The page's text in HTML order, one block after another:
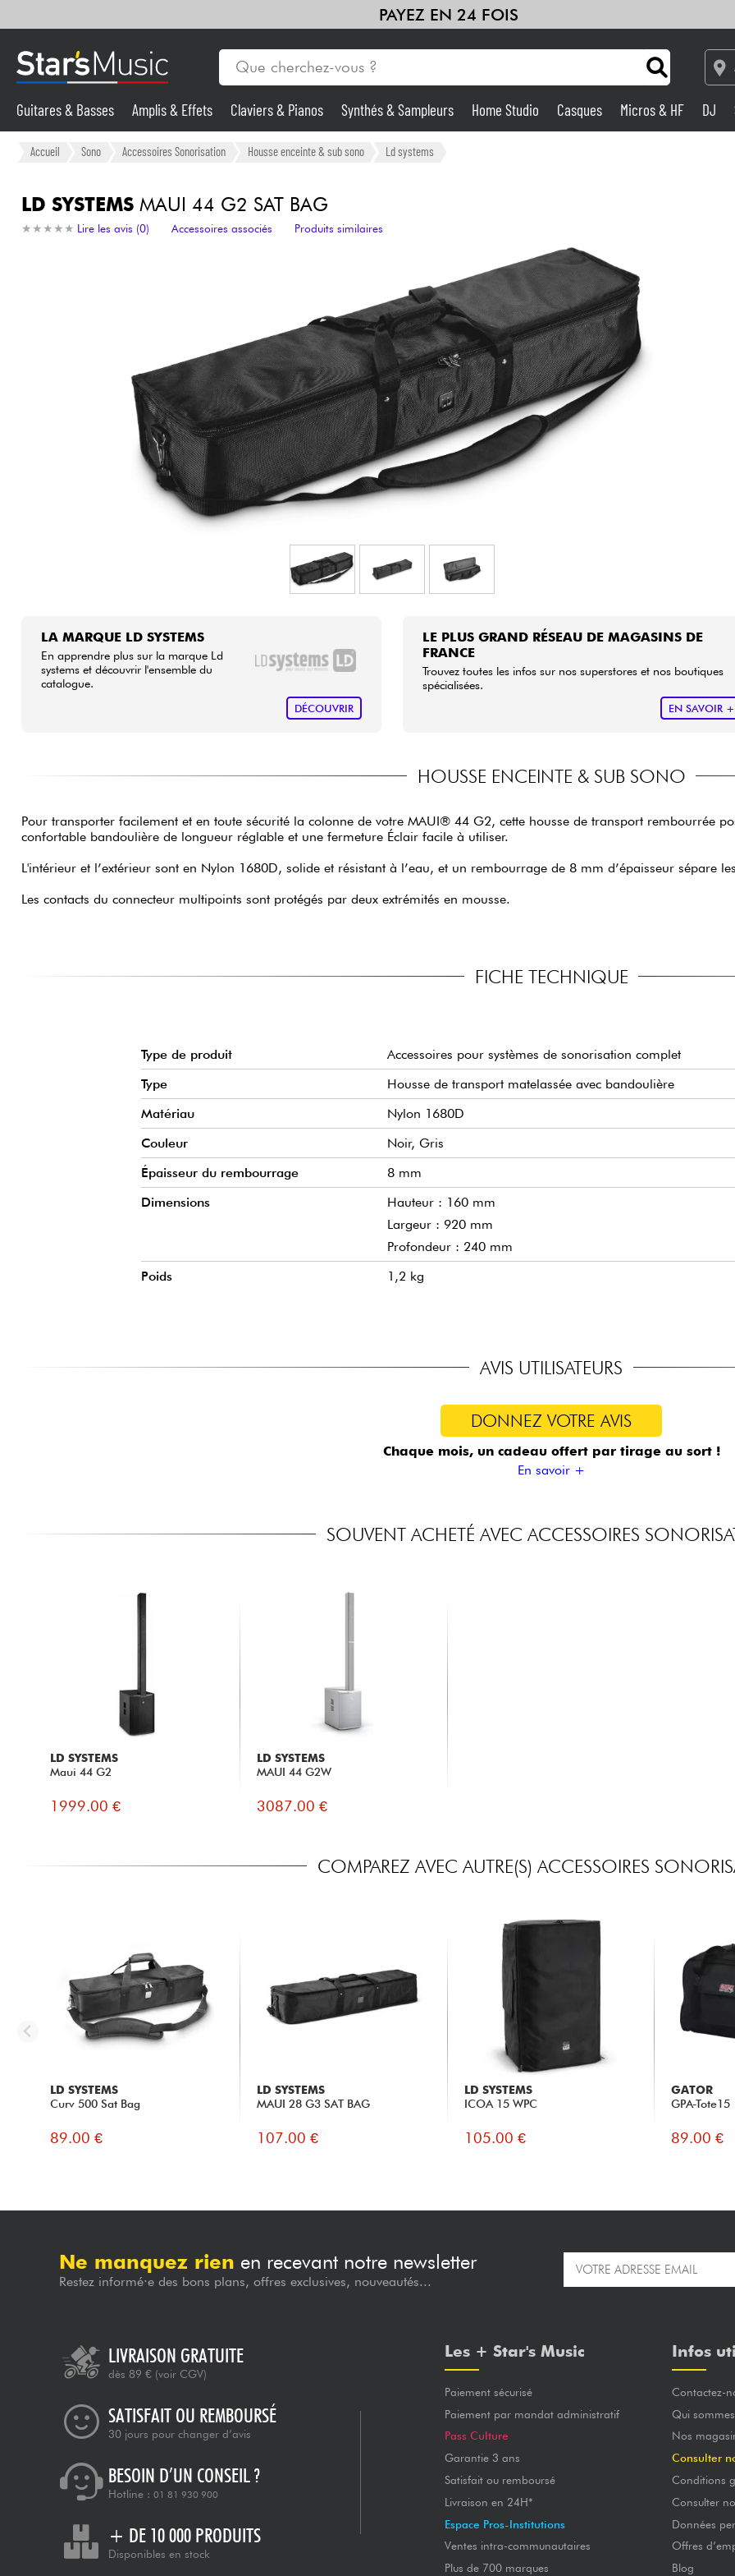
PAYEZ EN 24 FOIS
Guitares & Basses Amplis & Effets
Synthés & Sampleurs
Micros & HF
Batteries & Percu
Eveil Musical
Packs
Voir nos marques
Guitares & Basses Amplis & Effets Claviers & Pianos Synthés & Sampleurs Home Studio Casques Micros & HF DJ
Accueil Sono Accessoires Sonorisation Housse enceinte & sub sono Ld systems
LD SYSTEMSMAUI 44 G2 SAT BAG
★ ★ ★ ★ ★
★ ★ ★ ★ ★ Lire les avis (0) Accessoires associés Produits similaires
LA MARQUE LD SYSTEMS
En apprendre plus sur la marque Ld
systems et découvrir l'ensemble du
catalogue.
DÉCOUVRIR
LE PLUS GRAND RÉSEAU DE MAGASINS DE
FRANCE
Trouvez toutes les infos sur nos superstores et nos boutiques
spécialisées.
EN SAVOIR +
HOUSSE ENCEINTE & SUB SONO
Pour transporter facilement et en toute sécurité la colonne de votre MAUI® 44 G2, cette housse de transport rembourrée
confortable bandoulière de longueur réglable et une fermeture Éclair facile à utiliser.
L'intérieur et l’extérieur sont en Nylon 1680D, solide et résistant à l’eau, et un rembourrage de 8 mm d’épaisseur sépare
Les contacts du connecteur multipoints sont protégés par deux extrémités en mousse.
FICHE TECHNIQUE
Type de produit
Accessoires pour systèmes de sonorisation complet
Type
Housse de transport matelassée avec bandoulière
Matériau
Nylon 1680D
Couleur
Noir, Gris
Épaisseur du rembourrage
8 mm
Dimensions
Hauteur : 160 mm
Largeur : 920 mm
Profondeur : 240 mm
Poids
1,2 kg
AVIS UTILISATEURS
DONNEZ VOTRE AVIS
Chaque mois, un cadeau offert par tirage au sort !
En savoir +
SOUVENT ACHETÉ AVEC ACCESSOIRES
LD SYSTEMS
Maui 44 G2
1999.00 €
LD SYSTEMS
MAUI 44 G2W
3087.00 €
COMPAREZ AVEC AUTRE(S) ACCESSOIRES
LD SYSTEMS
Curv 500 Sat Bag
89.00 €
LD SYSTEMS
MAUI 28 G3 SAT BAG
107.00 €
LD SYSTEMS
ICOA 15 WPC
105.00 €
GATOR
GPA-Tote15
89.00 €
Ne manquez rien en recevant notre newsletter
Restez informé·e des bons plans, offres exclusives, nouveautés...
LIVRAISON GRATUITE
dès 89 € (voir CGV)
SATISFAIT OU REMBOURSÉ
30 jours pour changer d’avis
BESOIN D’UN CONSEIL ?
Hotline : 01 81 930 900
+ DE 10 000 PRODUITS
Disponibles en stock
Les + Star's Music
Paiement sécurisé
Paiement par mandat administratif
Pass Culture
Garantie 3 ans
Satisfait ou remboursé
Livraison en 24H*
Espace Pros-Institutions
Ventes intra-communautaires
Plus de 700 marques
Infos
Contactez-
Qui
Nos
Consulter
Conditions
Consulter
Données
Offres
Blog